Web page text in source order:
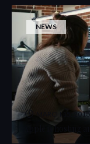
NEWS
MARCH 15, 2018
Apple is hosting